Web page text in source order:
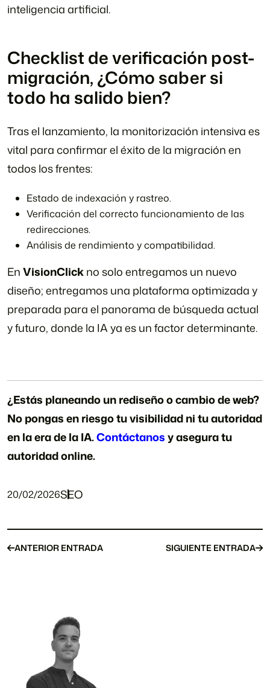
inteligencia artificial.
Checklist de verificación post-
migración, ¿Cómo saber si
todo ha salido bien?
Tras el lanzamiento, la monitorización intensiva es
vital para confirmar el éxito de la migración en
todos los frentes:
Estado de indexación y rastreo.
Verificación del correcto funcionamiento de las
redirecciones.
Análisis de rendimiento y compatibilidad.
EnVisionClickno solo entregamos un nuevo
diseño; entregamos una plataforma optimizada y
preparada para el panorama de búsqueda actual
y futuro, donde la IA ya es un factor determinante.
¿Estás planeando un rediseño o cambio de web?
No pongas en riesgo tu visibilidad ni tu autoridad
en la era de la IA.Contáctanosy asegura tu
autoridad online.
20/02/2026SEO
ANTERIOR ENTRADA
SIGUIENTE ENTRADA